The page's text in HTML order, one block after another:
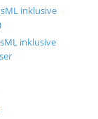
inklusive
inklusive